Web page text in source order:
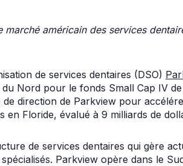
américain des services
de services dentaires (DSO)
Nord pour le fonds Small Cap IV
de direction de Parkview pour
en Floride, évalué à 9 milliards de
de services dentaires qui gère
Parkview opère dans le